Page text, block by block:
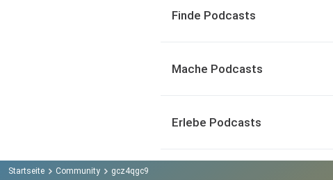
Finde Podcasts
Mache Podcasts
Erlebe Podcasts
Startseite Community gcz4qgc9